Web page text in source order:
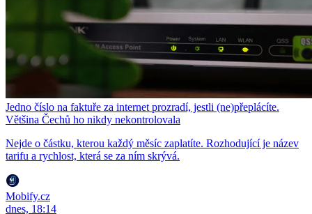
Jedno číslo na faktuře za internet prozradí, jestli (ne)přeplácíte.
Většina Čechů ho nikdy nekontrolovala
Nejde o částku, kterou každý měsíc zaplatíte. Rozhodující je název
tarifu a rychlost, která se za ním skrývá.
Mobify.cz
dnes, 18:14